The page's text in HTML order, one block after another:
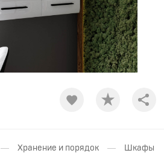
— Хранение и порядок —
Шкафы